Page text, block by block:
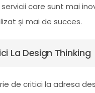
care sunt mai
și mai de succes.
La Design Thinking
de critici la adresa